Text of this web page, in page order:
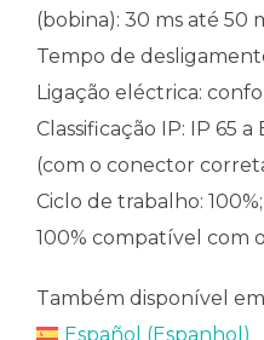
(bobina): 30 ms até 50
Tempo de
Ligação eléctrica:
Classificação IP: IP 65
(com o conector
Ciclo de trabalho: 100%;
100% compatível com
Também disponível
Español (Espanhol )